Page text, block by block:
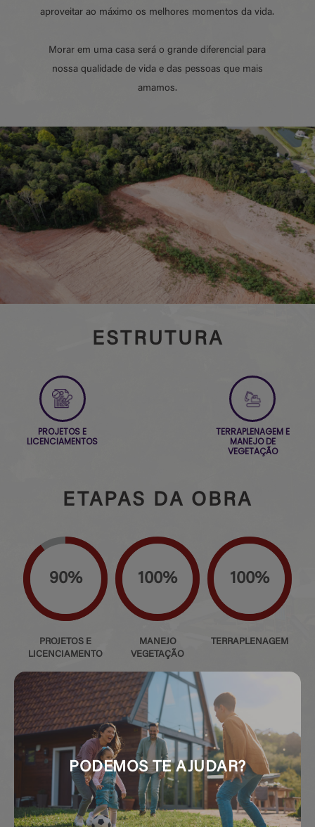
aproveitar ao máximo os melhores momentos da vida.
Morar em uma casa será o grande diferencial para
nossa qualidade de vida e das pessoas que mais
amamos.
ESTRUTURA
PROJETOS E
LICENCIAMENTOS
TERRAPLENAGEM E
MANEJO DE
VEGETAÇÃO
ETAPAS DA OBRA
90%
PROJETOS E
LICENCIAMENTO
100%
MANEJO
VEGETAÇÃO
100%
TERRAPLENAGEM
100%
REDE DRENAGEM
100%
REDE ÁGUA
100%
REDE ESGOTO
PODEMOS TE AJUDAR?